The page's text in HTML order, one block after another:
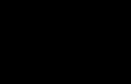
den individuellen Mehrwert
Schauspieler wie Karl
Dienst der Spar-
bald alle Lebensbereiche
Kohlenklaufilm in die
„Licht aus!“ (rf)